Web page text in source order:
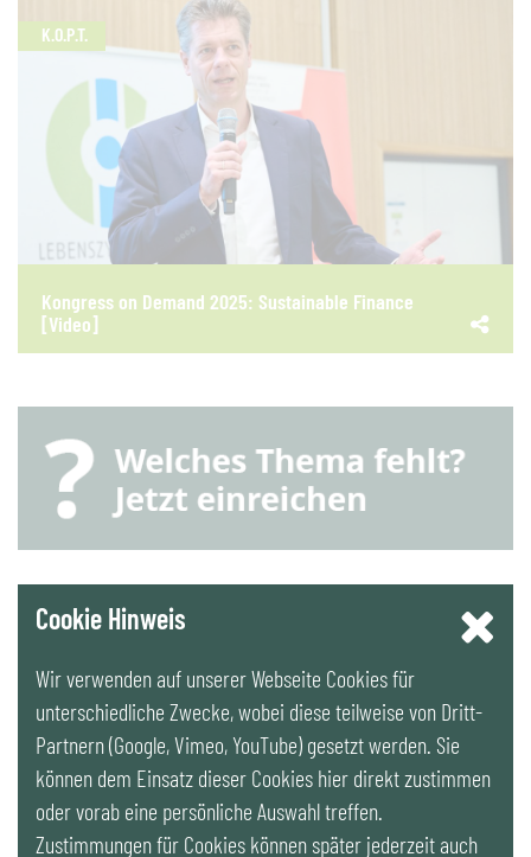
K.O.P.T.
Kongress on Demand 2025: Sustainable Finance
[Video]
YouTube
LinkedIn
Newsletter
Cookie Hinweis
Wir verwenden auf unserer Webseite Cookies für
unterschiedliche Zwecke, wobei diese teilweise von Dritt-
Partnern (Google, Vimeo, YouTube) gesetzt werden. Sie
können dem Einsatz dieser Cookies hier direkt zustimmen
oder vorab eine persönliche Auswahl treffen.
Zustimmungen für Cookies können später jederzeit auch